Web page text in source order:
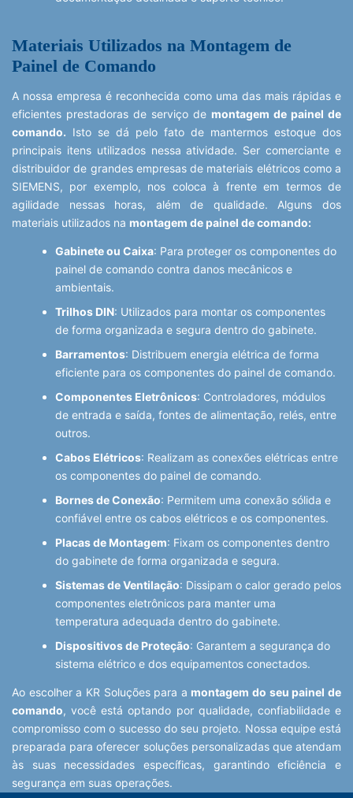
Materiais Utilizados na Montagem de
Painel de Comando
A nossa empresa é reconhecida como uma das mais rápidas e
eficientes prestadoras de serviço de montagem de painel de
comando. Isto se dá pelo fato de mantermos estoque dos
principais itens utilizados nessa atividade. Ser comerciante e
distribuidor de grandes empresas de materiais elétricos como a
SIEMENS, por exemplo, nos coloca à frente em termos de
agilidade nessas horas, além de qualidade. Alguns dos
materiais utilizados na montagem de painel de comando:
Gabinete ou Caixa: Para proteger os componentes do
painel de comando contra danos mecânicos e
ambientais.
Trilhos DIN: Utilizados para montar os componentes
de forma organizada e segura dentro do gabinete.
Barramentos: Distribuem energia elétrica de forma
eficiente para os componentes do painel de comando.
Componentes Eletrônicos: Controladores, módulos
de entrada e saída, fontes de alimentação, relés, entre
outros.
Cabos Elétricos: Realizam as conexões elétricas entre
os componentes do painel de comando.
Bornes de Conexão: Permitem uma conexão sólida e
confiável entre os cabos elétricos e os componentes.
Placas de Montagem: Fixam os componentes dentro
do gabinete de forma organizada e segura.
Sistemas de Ventilação: Dissipam o calor gerado pelos
componentes eletrônicos para manter uma
temperatura adequada dentro do gabinete.
Dispositivos de Proteção: Garantem a segurança do
sistema elétrico e dos equipamentos conectados.
Ao escolher a KR Soluções para a montagem do seu painel de
comando, você está optando por qualidade, confiabilidade e
compromisso com o sucesso do seu projeto. Nossa equipe está
preparada para oferecer soluções personalizadas que atendam
às suas necessidades específicas, garantindo eficiência e
segurança em suas operações.